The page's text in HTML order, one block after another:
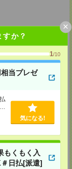
か？
1/10
当プレゼ
気になる!
もくもく入
日払[派遣]
×
ビル2F
ル5F